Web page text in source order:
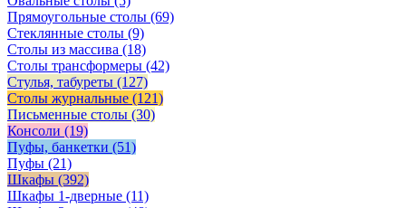
Прямоугольные столы (69)
Стеклянные столы (9)
Столы из массива (18)
Столы трансформеры (42)
Стулья, табуреты (127)
Столы журнальные (121)
Письменные столы (30)
Консоли (19)
Пуфы, банкетки (51)
Пуфы (21)
Шкафы (392)
Шкафы 1-дверные (11)